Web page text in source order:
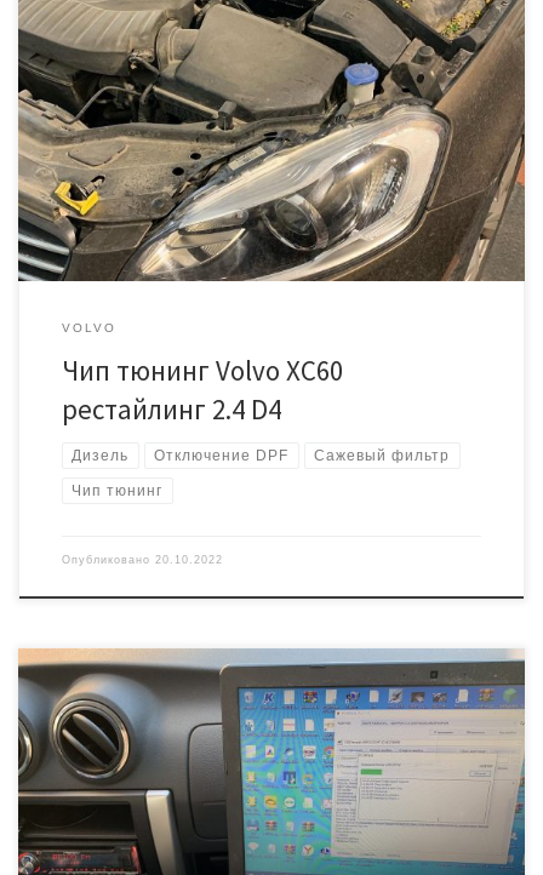
На данном автомобиле вышел из строя сажевый фильтр. По
желанию владельца мы удалили его и сделали прошивку с
увеличением мощности и программным отключением DPF Для
программирования не потребовалось вскрывать ЭБУ,
достаточно просто его снять с авто Стоит он в коробе под
дворниками. ЭБУ — Bosch EDC17CP68 Паспортные
характеристики: 190 л.с. […]
VOLVO
Чип тюнинг Volvo XC60
рестайлинг 2.4 D4
Дизель Отключение DPF Сажевый фильтр
Чип тюнинг
Опубликовано 20.10.2022
Всем привет! В этом отчёте расскажем про увеличение мощности
на Ниссан Альмера в кузове G15. По сути это одна из вариаций
«Логана». Так как авто на механике, то блок управления EMS3132
Работать с ним не сложно. Прошивка читается и пишется, через
диагностический разъем, который спрятан в «бардачке»
Требуется примерно 1 […]